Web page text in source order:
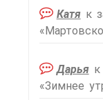
Катяк
Дарьяк
«Зимнее